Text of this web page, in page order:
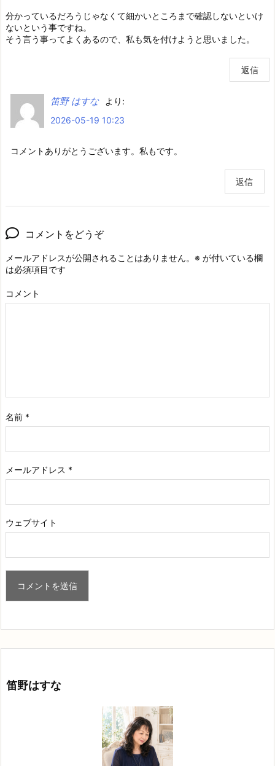
分かっているだろうじゃなくて細かいところまで確認しないといけ
ないという事ですね。
そう言う事ってよくあるので、私も気を付けようと思いました。
返信
笛野 はすな
より:
2026-05-19 10:23
コメントありがとうございます。私もです。
返信
コメントをどうぞ
メールアドレスが公開されることはありません。 ※ が付いている欄
は必須項目です
コメント
名前 *
メールアドレス *
ウェブサイト
笛野はすな